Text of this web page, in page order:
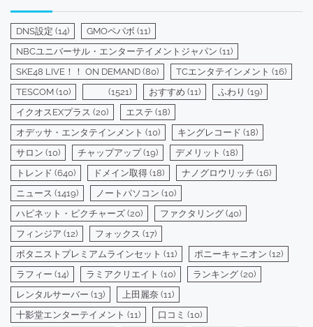
リ
ーDNS設定 (14) GMOペパボ (11)
NBCユニバーサル・エンターテイメントジャパン (11)
SKE48 LIVE！！ ON DEMAND (80) TCエンタテインメント (16)
TESCOM (10) (1521) おすすめ (11) ふわり (19)
イクオスEXプラス (20) エステ (18)
オデッサ・エンタテインメント (10) キングレコード (18)
サロン (10) チャップアップ(19) デメリット (18)
トレンド (640) ドメイン取得 (18) ナノグロウリッチ (16)
ニュース (1419) ノートパソコン (10)
ハピネット・ピクチャーズ (20) ファクタリング (40)
フィンジア (12) フォックス (17)
ボタニストプレミアムラインセット (11) ポニーキャニオン (12)
ラフィー (14) ラミアクリエイト (10) ランキング (20)
レンタルサーバー (13) 上田麗奈 (11)
十影堂エンターテイメント (11) 口コミ (10)